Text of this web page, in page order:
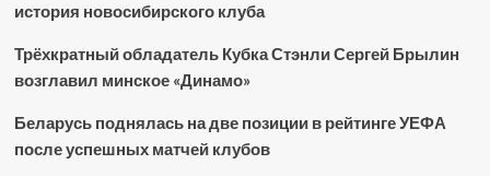
история новосибирского клуба
Трёхкратный обладатель Кубка Стэнли Сергей Брылин
возглавил минское «Динамо»
Беларусь поднялась на две позиции в рейтинге УЕФА
после успешных матчей клубов